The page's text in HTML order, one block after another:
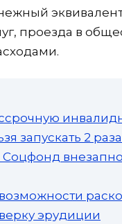
проезда в
запускать 2
Соцфонд
эрудиции